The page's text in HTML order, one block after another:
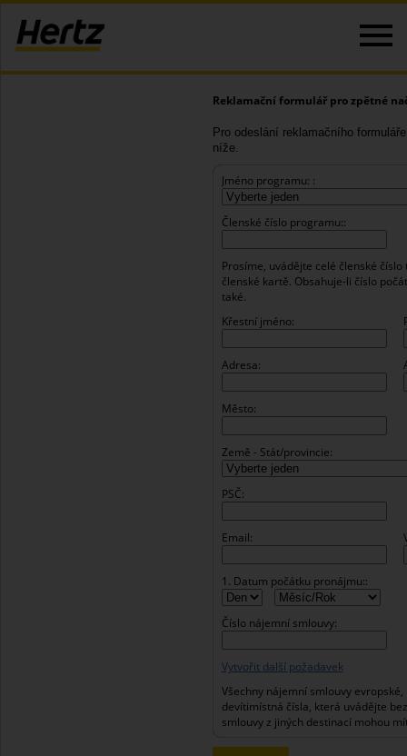
Reklamační formulář pro zpětné
Pro odeslání reklamačního
níže.
Jméno programu: :
Členské číslo programu::
Prosíme, uvádějte celé členské
členské kartě. Obsahuje-li číslo
také.
Křestní jméno:
Adresa:
Město:
Země - Stát/provincie:
PSČ:
Email:
1. Datum počátku pronájmu::
Číslo nájemní smlouvy:
Vytvořit další požadavek
Všechny nájemní smlouvy evropské,
devítimístná čísla, která uvádějte
smlouvy z jiných destinací mohou